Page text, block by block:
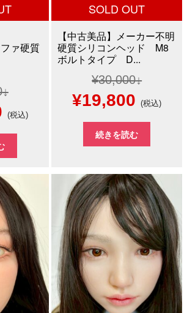
ァ硬質
現
在
の
価
格
は
¥27,800
で
す。
(税込)
SOLD OUT
【中古美品】メーカー不明
硬質シリコンヘッド M8
ボルトタイプ D...
¥30,000
元
の
価
格
は
¥30,000
で
し
た。
¥19,800 現
在
の
価
格
は
す。
(税込)
続きを読む